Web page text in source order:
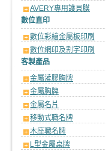
AVERY專用護貝膜
數位直印
數位彩繪金屬板印刷
數位網印及割字印刷
客製產品
金屬灌膠胸牌
金屬胸牌
金屬名片
移動式職名牌
木座職名牌
L型金屬桌牌